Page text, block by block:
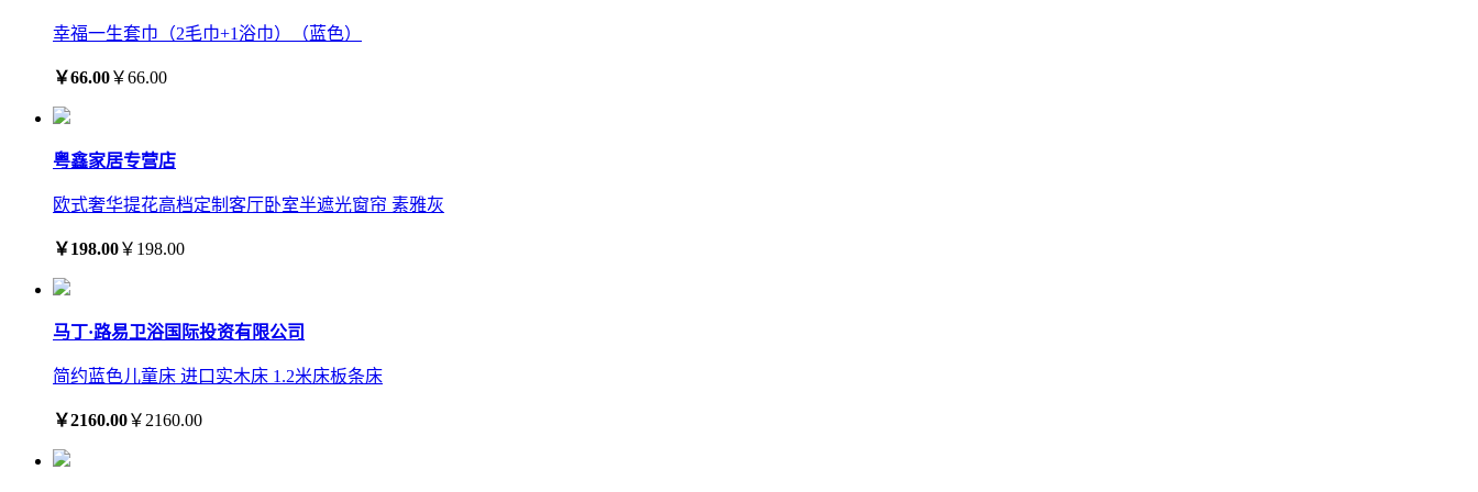
幸福一生套巾（2毛巾+1浴巾）（蓝色）
￥66.00￥66.00
粤鑫家居专营店
欧式奢华提花高档定制客厅卧室半遮光窗帘 素雅灰
￥198.00￥198.00
马丁·路易卫浴国际投资有限公司
简约蓝色儿童床 进口实木床 1.2米床板条床
￥2160.00￥2160.00